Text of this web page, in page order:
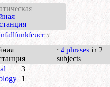
n
: 4 phrasesin 2
subjects
3
1